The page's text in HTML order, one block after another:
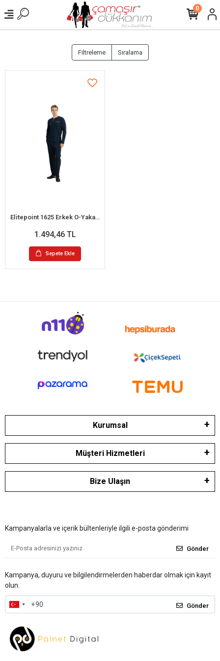
0
Filtreleme Sıralama
Elitepoint 1625 Erkek O-Yaka Ön Üç Düğmeli Kışlık Büyük Beden Pijama Takım
1.494,46 TL
Sepete Ekle
Kurumsal
Müşteri Hizmetleri
Bize Ulaşın
Kampanyalarla ve içerik bültenleriyle ilgili e-posta gönderimi
Gönder
Kampanya, duyuru ve bilgilendirmelerden haberdar olmak için kayıt
olun.
Gönder